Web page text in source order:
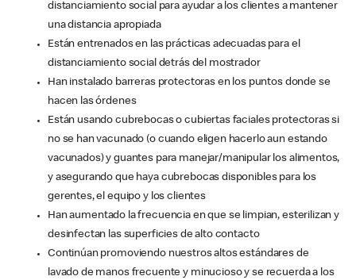
distanciamiento social para ayudar a los clientes a mantener
una distancia apropiada
Están entrenados en las prácticas adecuadas para el
distanciamiento social detrás del mostrador
Han instalado barreras protectoras en los puntos donde se
hacen las órdenes
Están usando cubrebocas o cubiertas faciales protectoras si
no se han vacunado (o cuando eligen hacerlo aun estando
vacunados) y guantes para manejar/manipular los alimentos,
y asegurando que haya cubrebocas disponibles para los
gerentes, el equipo y los clientes
Han aumentado la frecuencia en que se limpian, esterilizan y
desinfectan las superficies de alto contacto
Continúan promoviendo nuestros altos estándares de
lavado de manos frecuente y minucioso y se recuerda a los